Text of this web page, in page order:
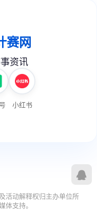
活动解释权归主办单位所
体支持。